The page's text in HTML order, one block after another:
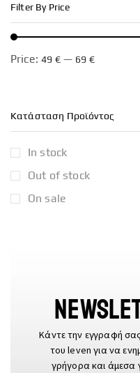
Filter By Price
Price:49 €— 69 €
Κατάσταση Προϊόντος
In stock
Out of stock
On sale
Κάντε την εγγραφή
του leven για να
γρήγορα και άμεσα